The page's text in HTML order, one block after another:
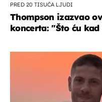
PRED 20 TISUĆA LJUDI
Thompson izazvao
koncerta: "Što ću kad